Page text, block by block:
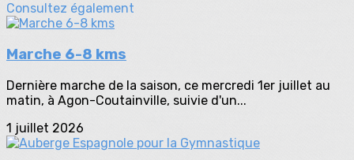
Consultez également
Marche 6-8 kms
Dernière marche de la saison, ce mercredi 1er juillet au
matin, à Agon-Coutainville, suivie d'un...
1 juillet 2026